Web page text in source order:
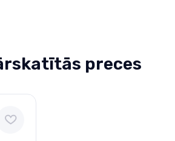
preces